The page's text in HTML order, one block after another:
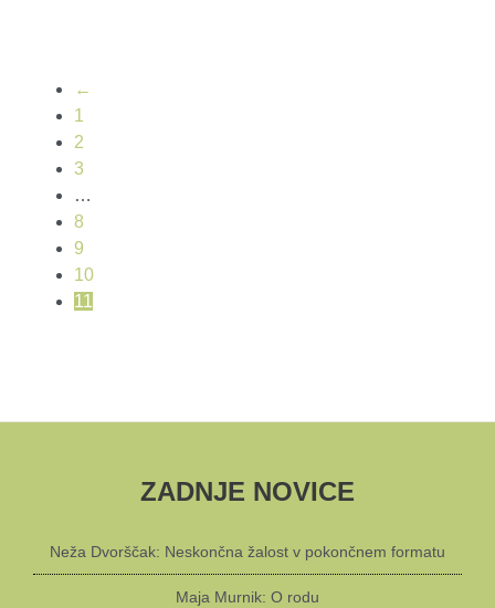
←
1
2
3
…
8
9
10
11
ZADNJE NOVICE
Neža Dvorščak: Neskončna žalost v pokončnem formatu
Maja Murnik: O rodu